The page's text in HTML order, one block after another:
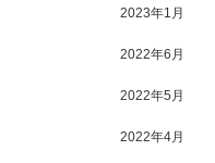
2023年1月
2022年6月
2022年5月
2022年4月